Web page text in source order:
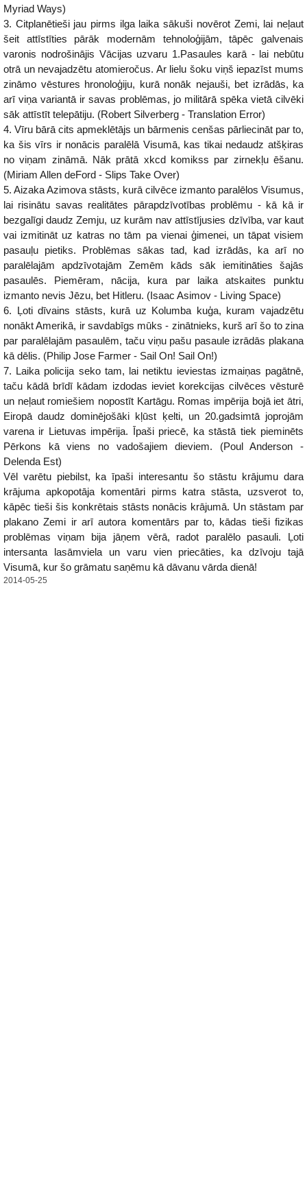
Myriad Ways)
3. Citplanētieši jau pirms ilga laika sākuši novērot Zemi, lai neļaut
šeit attīstīties pārāk modernām tehnoloģijām, tāpēc galvenais
varonis nodrošinājis Vācijas uzvaru 1.Pasaules karā - lai nebūtu
otrā un nevajadzētu atomieročus. Ar lielu šoku viņš iepazīst mums
zināmo vēstures hronoloģiju, kurā nonāk nejauši, bet izrādās, ka
arī viņa variantā ir savas problēmas, jo militārā spēka vietā cilvēki
sāk attīstīt telepātiju. (Robert Silverberg - Translation Error)
4. Vīru bārā cits apmeklētājs un bārmenis cenšas pārliecināt par to,
ka šis vīrs ir nonācis paralēlā Visumā, kas tikai nedaudz atšķiras
no viņam zināmā. Nāk prātā xkcd komikss par zirnekļu ēšanu.
(Miriam Allen deFord - Slips Take Over)
5. Aizaka Azimova stāsts, kurā cilvēce izmanto paralēlos Visumus,
lai risinātu savas realitātes pārapdzīvotības problēmu - kā kā ir
bezgalīgi daudz Zemju, uz kurām nav attīstījusies dzīvība, var kaut
vai izmitināt uz katras no tām pa vienai ģimenei, un tāpat visiem
pasauļu pietiks. Problēmas sākas tad, kad izrādās, ka arī no
paralēlajām apdzīvotajām Zemēm kāds sāk iemitināties šajās
pasaulēs. Piemēram, nācija, kura par laika atskaites punktu
izmanto nevis Jēzu, bet Hitleru. (Isaac Asimov - Living Space)
6. Ļoti dīvains stāsts, kurā uz Kolumba kuģa, kuram vajadzētu
nonākt Amerikā, ir savdabīgs mūks - zinātnieks, kurš arī šo to zina
par paralēlajām pasaulēm, taču viņu pašu pasaule izrādās plakana
kā dēlis. (Philip Jose Farmer - Sail On! Sail On!)
7. Laika policija seko tam, lai netiktu ieviestas izmaiņas pagātnē,
taču kādā brīdī kādam izdodas ieviet korekcijas cilvēces vēsturē
un neļaut romiešiem nopostīt Kartāgu. Romas impērija bojā iet ātri,
Eiropā daudz dominējošāki kļūst ķelti, un 20.gadsimtā joprojām
varena ir Lietuvas impērija. Īpaši priecē, ka stāstā tiek pieminēts
Pērkons kā viens no vadošajiem dieviem. (Poul Anderson -
Delenda Est)
Vēl varētu piebilst, ka īpaši interesantu šo stāstu krājumu dara
krājuma apkopotāja komentāri pirms katra stāsta, uzsverot to,
kāpēc tieši šis konkrētais stāsts nonācis krājumā. Un stāstam par
plakano Zemi ir arī autora komentārs par to, kādas tieši fizikas
problēmas viņam bija jāņem vērā, radot paralēlo pasauli. Ļoti
intersanta lasāmviela un varu vien priecāties, ka dzīvoju tajā
Visumā, kur šo grāmatu saņēmu kā dāvanu vārda dienā!
2014-05-25